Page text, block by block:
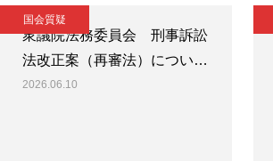
国会質疑
衆議院法務委員会 刑事訴訟
法改正案（再審法）につい…
2026.06.10